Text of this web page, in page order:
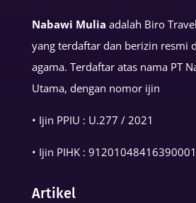
Muslim
Nabawi Mulia adalah Biro
yang terdaftar dan berizin resmi
agama. Terdaftar atas nama PT
Utama, dengan nomor ijin
• Ijin PPIU : U.277 / 2021
• Ijin PIHK : 91201048416390001
Artikel